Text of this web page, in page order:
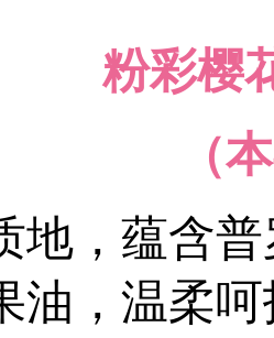
粉彩樱
（
地，蕴含
油，温柔